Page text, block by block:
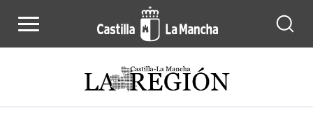
Actualidad de la región de Castilla-